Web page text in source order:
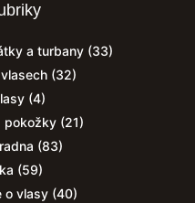
a turbany (33)
(32)
(4)
pokožky (21)
(83)
(59)
o vlasy (40)